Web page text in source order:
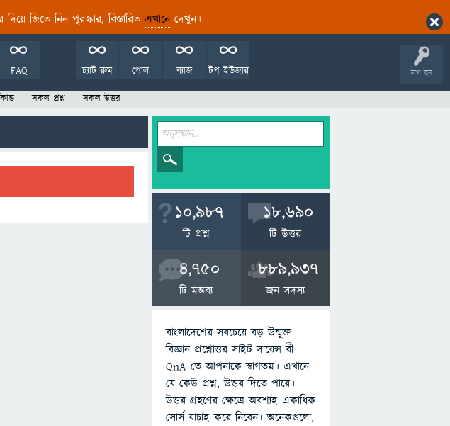
দিয়ে জিতে নিন পুরস্কার, বিস্তারিত এখানেদেখুন।
লগ ইন
FAQ টপ ইউজার
ব্যাজ
পোল
চ্যাট রুম
সকল প্রশ্ন সকল উত্তর
10,987
টি প্রশ্ন
18,690
টি উত্তর
4,750
টি মন্তব্য
889,937
জন সদস্য
বাংলাদেশের সবচেয়ে বড় উন্মুক্ত
বিজ্ঞান প্রশ্নোত্তর সাইট সায়েন্স বী
QnA তে আপনাকে স্বাগতম। এখানে
যে কেউ প্রশ্ন, উত্তর দিতে পারে।
উত্তর গ্রহণের ক্ষেত্রে অবশ্যই একাধিক
সোর্স যাচাই করে নিবেন। অনেকগুলো,